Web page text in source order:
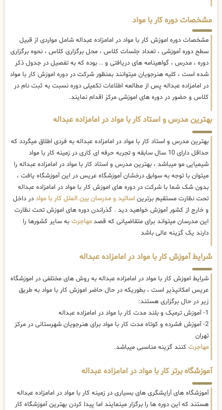
مشخصات دوره کار با مواد
مشخصات دوره اموزش کار با مواد در امامزاده عبداله شامل مواردی از قبیل
سطح دوره آموزشی ، تعداد جلسات کلاس ، محل برگزاری کلاس ، نحوه برگزاری
دوره ، مدرس ، گواهینامه های دریافتی و .. بوده که به تفصیل در جدول ذکر
شده است ، کلیه هنرجویان میتوانند بمنظور شرکت در دوره اموزش کار با مواد
در امامزاده عبداله پس از مطالعه اطلاعات تکمیلی دوره نسبت به ثبت نام در
کلاس و حضور در دوره های اموزشی مرکز اقدام نمایند.
بهترین مدرس و استاد کار با مواد در امامزاده عبداله
بهترین مدرس و استاد کار با مواد در امامزاده عبداله به فردی اطلاق میگردد که
حداقل دارای 10 سال سابقه و تجربه حرفه ای کاری در زمینه کار با مواد
شیمیایی مو میباشد ، بهترین مدرس و استاد کار با مواد در امامزاده عبداله را
میتوان با توجه به سوابق درخشان آموزشگاه عریس در این آموزشگاه یافت ،
بدون شک شما با شرکت در دوره های اموزش کار با مواد در امامزاده عبداله
تحت نظارت مستقیم برترین اساتید و مدرسان بین الملل کار با مواد در داخل
و خارج از کشور آموزش خواهید دید . گذراندن دوره های اموزش تحت نظارت
این مدرسان میتواند برای متقاضیانی که قصد مهاجرت به سایر کشورها را
دارند یک گزینه عالی باشد
شرایط آموزش کار با مواد در امامزاده عبداله
شرایط اموزش کار با مواد در امامزاده عبداله به روش های مختلفی در اموزشگاه
عریس امکانپذیر است ، بطوریکه در حال حاضر اموزش کار با مواد به طریق
زیر در حال برگزاری هستند:
1- آموزش ترمیک و بلند مدت کار با مواد در امامزاده عبداله
2- آموزش فشرده و کوتاه مدت کار با مواد برای هنرجویان شهرستانی در مرکز
تهران
مهاجرت کنند گزینه مناسبی میباشد.
آموزشگاه برتر کار با مواد در امامزاده عبداله
آموزشگاه های آرایشگری های بسیاری در زمینه کار با مواد در امامزاده عبداله
هستند که این دوره ها را برگزار مینمایند اما پیدا کردن بهترین آموزشگاه کار